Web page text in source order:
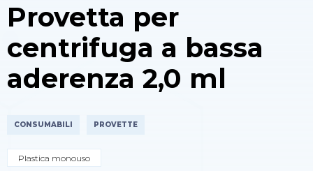
Provetta per
centrifuga a bassa
aderenza 2,0 ml
CONSUMABILI PROVETTE
Plastica monouso